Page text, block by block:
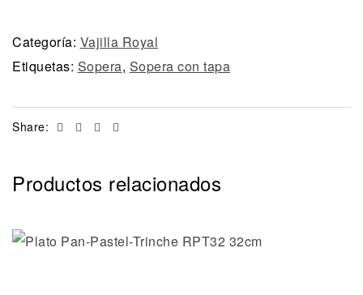
Categoría: Vajilla Royal
Etiquetas: Sopera, Sopera con tapa
Share: Facebook
TwitterLinkedin
Productos relacionados